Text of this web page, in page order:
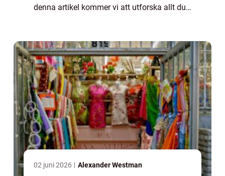
denna artikel kommer vi att utforska allt du
02 juni 2026 Alexander Westman